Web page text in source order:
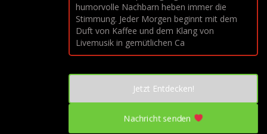
humorvolle Nachbarn heben immer die
Stimmung. Jeder Morgen beginnt mit dem
Duft von Kaffee und dem Klang von
Livemusik in gemütlichen Ca
Jetzt Entdecken!
Nachricht senden